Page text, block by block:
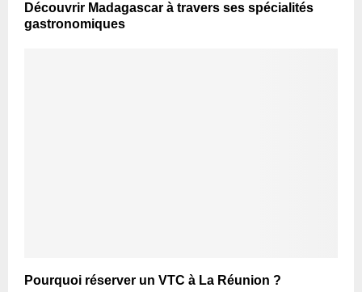
Découvrir Madagascar à travers ses spécialités
gastronomiques
Pourquoi réserver un VTC à La Réunion ?